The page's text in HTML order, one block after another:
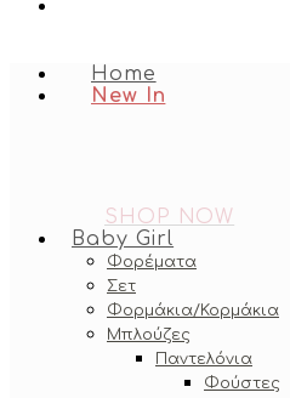
Home
New In
SHOP NOW
Baby Girl
Φορέματα
Σετ
Φορμάκια/Κορμάκια
Μπλούζες
Παντελόνια
Φούστες